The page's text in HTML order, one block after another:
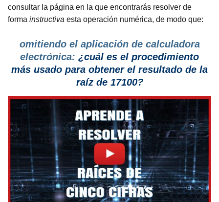
consultar la página en la que encontrarás resolver de
forma instructiva esta operación numérica, de modo que:
omitiendo el aplicación de calculadora
electrónica: ¿cuál es el procedimiento
más usado para obtener el resultado de la
raíz de 17100?